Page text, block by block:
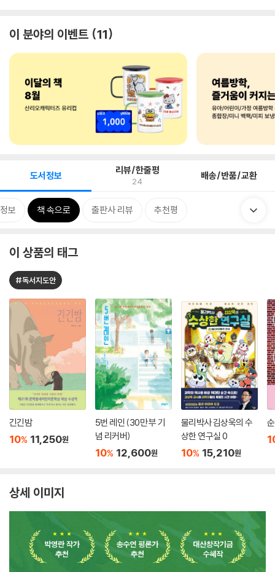
이 분야의 이벤트 11
도서정보 리뷰/한줄평
24 배송/반품/교환
보 책 속으로 출판사 리뷰 추천평
이 상품의 태그
#독서지도안
긴긴밤
10% 11,250원
5번 레인 (30만 부 기
념 리커버)
10% 12,600원
물리박사 김상욱의 수
상한 연구실 0
10% 15,210원
상세 이미지